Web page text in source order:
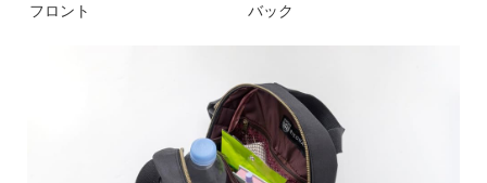
フロント バック